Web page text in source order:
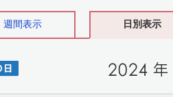
週間表示 日別表示